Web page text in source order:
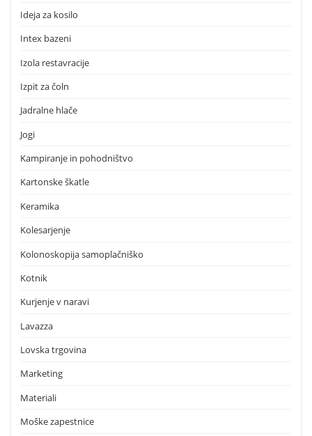
Ideja za kosilo
Intex bazeni
Izola restavracije
Izpit za čoln
Jadralne hlače
Jogi
Kampiranje in pohodništvo
Kartonske škatle
Keramika
Kolesarjenje
Kolonoskopija samoplačniško
Kotnik
Kurjenje v naravi
Lavazza
Lovska trgovina
Marketing
Materiali
Moške zapestnice